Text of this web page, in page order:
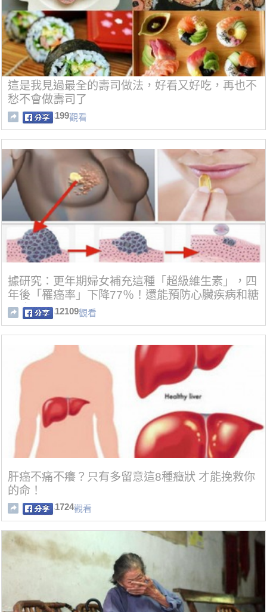
這是我見過最全的壽司做法，好看又好吃，再也不
愁不會做壽司了
199觀看
據研究：更年期婦女補充這種「超級維生素」，四
年後「罹癌率」下降77％！還能預防心臟疾病和糖
尿病
12109觀看
肝癌不痛不癢？只有多留意這8種癥狀 才能挽救你
的命！
1724觀看